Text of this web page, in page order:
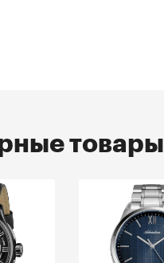
товары